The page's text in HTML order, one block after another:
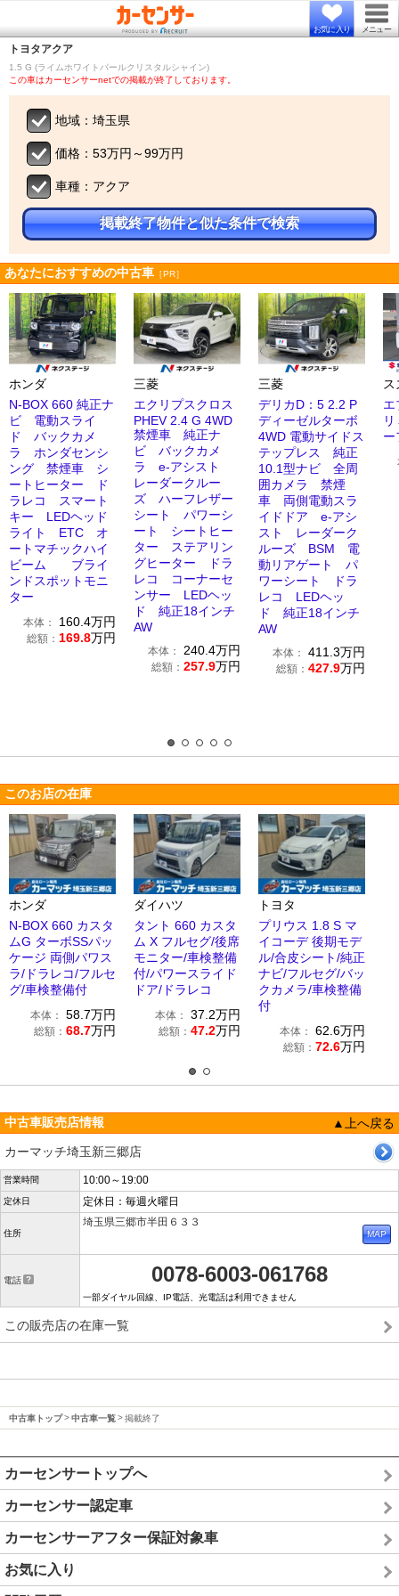
お気に入り メニュー
トヨタアクア
1.5 G (ライムホワイトパールクリスタルシャイン)
この車はカーセンサーnetでの掲載が終了しております。
地域：埼玉県
価格：53万円～99万円
車種：アクア
掲載終了物件と似た条件で検索
あなたにおすすめの中古車 ［PR］
ホンダ
N-BOX 660 純正ナ
ビ 電動スライ
ド バックカメ
ラ ホンダセンシ
ング 禁煙車 シ
ートヒーター ド
ラレコ スマート
キー LEDヘッド
ライト ETC オ
ートマチックハイ
ビーム ブライ
ンドスポットモニ
ター
本体： 160.4万円
総額： 169.8万円
三菱
エクリプスクロス
PHEV 2.4 G 4WD
禁煙車 純正ナ
ビ バックカメ
ラ e-アシスト
レーダークルー
ズ ハーフレザー
シート パワーシ
ート シートヒー
ター ステアリン
グヒーター ドラ
レコ コーナーセ
ンサー LEDヘッ
ド 純正18インチ
AW
本体： 240.4万円
総額： 257.9万円
三菱
デリカD：5 2.2 P
ディーゼルターボ
4WD 電動サイドス
テップレス 純正
10.1型ナビ 全周
囲カメラ 禁煙
車 両側電動スラ
イドドア e-アシ
スト レーダーク
ルーズ BSM 電
動リアゲート パ
ワーシート ドラ
レコ LEDヘッ
ド 純正18インチ
AW
本体： 411.3万円
総額： 427.9万円
ス
エ
ー
このお店の在庫
ホンダ
N-BOX 660 カスタ
ムG ターボSSパッ
ケージ 両側パワス
ラ/ドラレコ/フルセ
グ/車検整備付
本体： 58.7万円
総額： 68.7万円
ダイハツ
タント 660 カスタ
ム X フルセグ/後席
モニター/車検整備
付/パワースライド
ドア/ドラレコ
本体： 37.2万円
総額： 47.2万円
トヨタ
プリウス 1.8 S マ
イコーデ 後期モデ
ル/合皮シート/純正
ナビ/フルセグ/バッ
クカメラ/車検整備
付
本体： 62.6万円
総額： 72.6万円
中古車販売店情報
▲上へ戻る
カーマッチ埼玉新三郷店
営業時間 10:00～19:00
定休日 定休日：毎週火曜日
住所
埼玉県三郷市半田６３３
電話 0078-6003-061768
一部ダイヤル回線、IP電話、光電話は利用できません
この販売店の在庫一覧
中古車トップ 中古車一覧 掲載終了
カーセンサートップへ
カーセンサー認定車
カーセンサーアフター保証対象車
お気に入り